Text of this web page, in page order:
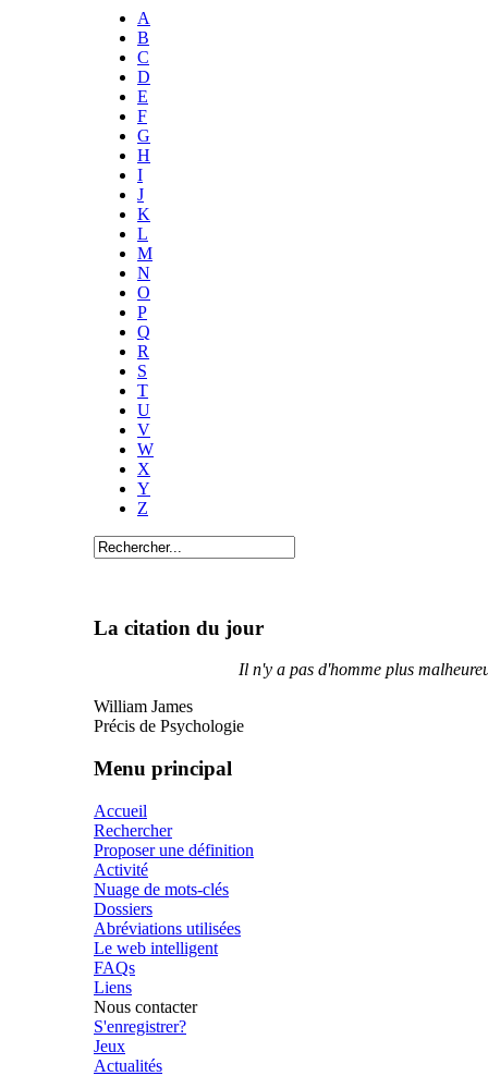
A
B
C
D
E
F
G
H
I
J
K
L
M
N
O
P
Q
R
S
T
U
V
W
X
Y
Z
La citation du jour
Il n'y a pas d'homme plus
William James
Précis de Psychologie
Menu principal
Accueil
Rechercher
Proposer une définition
Activité
Nuage de mots-clés
Dossiers
Abréviations utilisées
Le web intelligent
FAQs
Liens
Nous contacter
S'enregistrer?
Jeux
Actualités